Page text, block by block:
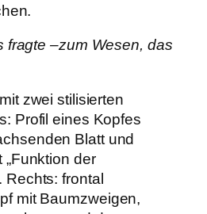
fragte –zum Wesen, das